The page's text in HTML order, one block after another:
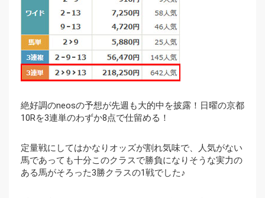
絶好調のneosの予想が先週も大的中を披露！日曜の京都
10Rを3連単のわずか8点で仕留める！
定量戦にしてはかなりオッズが割れ気味で、人気がない
馬であっても十分このクラスで勝負になりそうな実力の
ある馬がそろった3勝クラスの1戦でした♪